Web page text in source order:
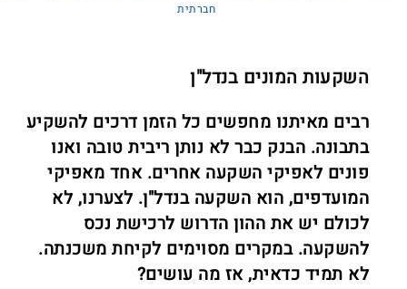
חברתית
השקעות המונים בנדל"ן
רבים מאיתנו מחפשים כל הזמן דרכים להשקיע
בתבונה. הבנק כבר לא נותן ריבית טובה ואנו
פונים לאפיקי השקעה אחרים. אחד מאפיקי
המועדפים, הוא השקעה בנדל"ן. לצערנו, לא
לכולם יש את ההון הדרוש לרכישת נכס
להשקעה. במקרים מסוימים לקיחת משכנתה.
לא תמיד כדאית, אז מה עושים?